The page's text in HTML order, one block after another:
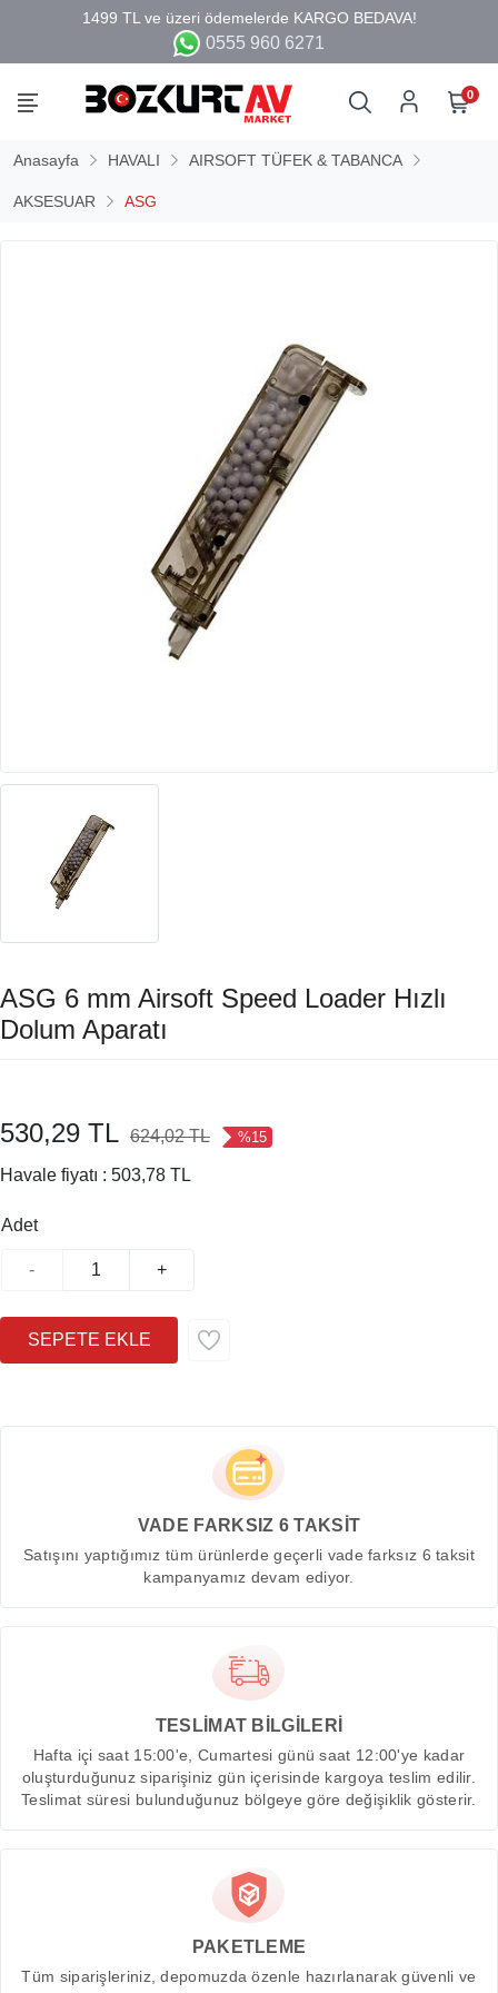
0555 960 6271
0
Anasayfa HAVALI AIRSOFT TÜFEK & TABANCA
AKSESUAR ASG
ASG 6 mm Airsoft Speed Loader Hızlı
Dolum Aparatı
530,29 TL 624,02 TL %15
Havale fiyatı : 503,78 TL
Adet
- +
VADE FARKSIZ 6 TAKSİT
Satışını yaptığımız tüm ürünlerde geçerli vade farksız 6 taksit
kampanyamız devam ediyor.
TESLİMAT BİLGİLERİ
Hafta içi saat 15:00'e, Cumartesi günü saat 12:00'ye kadar
oluşturduğunuz siparişiniz gün içerisinde kargoya teslim edilir.
Teslimat süresi bulunduğunuz bölgeye göre değişiklik gösterir.
PAKETLEME
Tüm siparişleriniz, depomuzda özenle hazırlanarak güvenli ve